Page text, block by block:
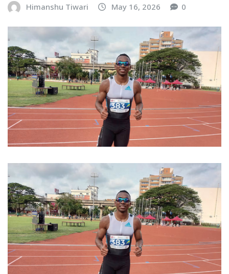
Himanshu Tiwari May 16, 2026 0